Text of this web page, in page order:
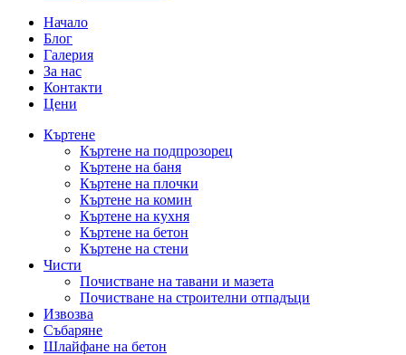
Начало
Блог
Галерия
За нас
Контакти
Цени
Къртене
Къртене на подпрозорец
Къртене на баня
Къртене на плочки
Къртене на комин
Къртене на кухня
Къртене на бетон
Къртене на стени
Чисти
Почистване на тавани и мазета
Почистване на строителни отпадъци
Извозва
Събаряне
Шлайфане на бетон